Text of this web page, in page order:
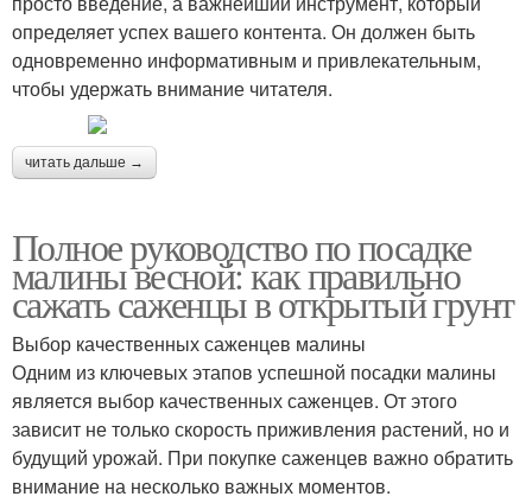
определяет успех вашего контента. Он должен быть
одновременно информативным и привлекательным,
чтобы удержать внимание читателя.
читать дальше →
Полное руководство по посадке
малины весной: как правильно
сажать саженцы в открытый грунт
Выбор качественных саженцев малины
Одним из ключевых этапов успешной посадки малины
является выбор качественных саженцев. От этого
зависит не только скорость приживления растений, но и
будущий урожай. При покупке саженцев важно обратить
внимание на несколько важных моментов.